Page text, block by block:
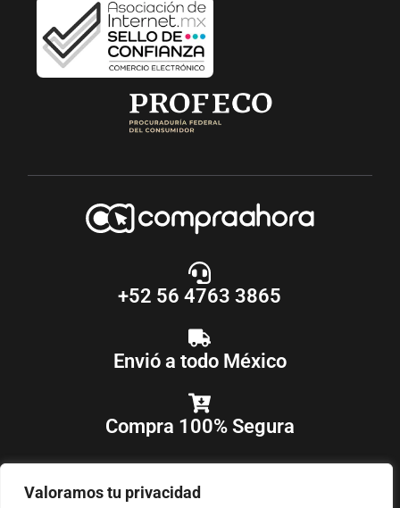
Valoramos tu privacidad
+52 56 4763 3865
Envió a todo México
Compra 100% Segura